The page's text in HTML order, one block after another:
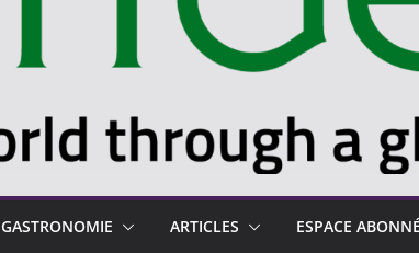
GASTRONOMIE ARTICLES ESPACE